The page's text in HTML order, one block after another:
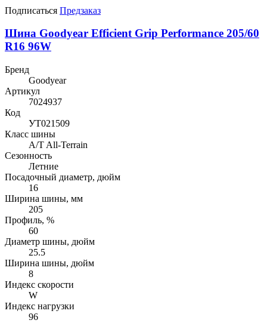
Подписаться Предзаказ
Шина Goodyear Efficient Grip Performance 205/60
R16 96W
Бренд
Goodyear
Артикул
7024937
Код
УТ021509
Класс шины
A/T All-Terrain
Сезонность
Летние
Посадочный диаметр, дюйм
16
Ширина шины, мм
205
Профиль, %
60
Диаметр шины, дюйм
25.5
Ширина шины, дюйм
8
Индекс скорости
W
Индекс нагрузки
96